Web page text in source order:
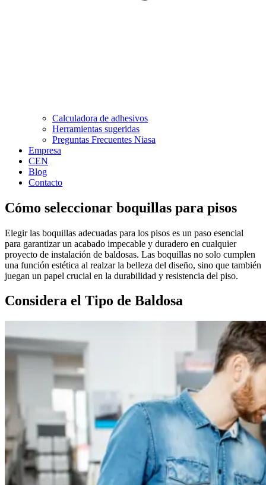
Calculadora de adhesivos
Herramientas sugeridas
Preguntas Frecuentes Niasa
Empresa
CEN
Blog
Contacto
Cómo seleccionar boquillas para pisos
Elegir las boquillas adecuadas para los pisos es un paso esencial
para garantizar un acabado impecable y duradero en cualquier
proyecto de instalación de baldosas. Las boquillas no solo cumplen
una función estética al realzar la belleza del diseño, sino que también
juegan un papel crucial en la durabilidad y resistencia del piso.
Considera el Tipo de Baldosa